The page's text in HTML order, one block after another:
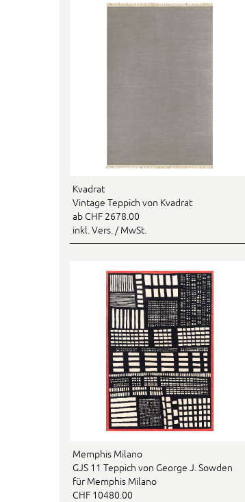
Kvadrat
Vintage Teppich von Kvadrat
ab CHF 2678.00
inkl. Vers. / MwSt.
Memphis Milano
GJS 11 Teppich von George J. Sowden
für Memphis Milano
CHF 10480.00